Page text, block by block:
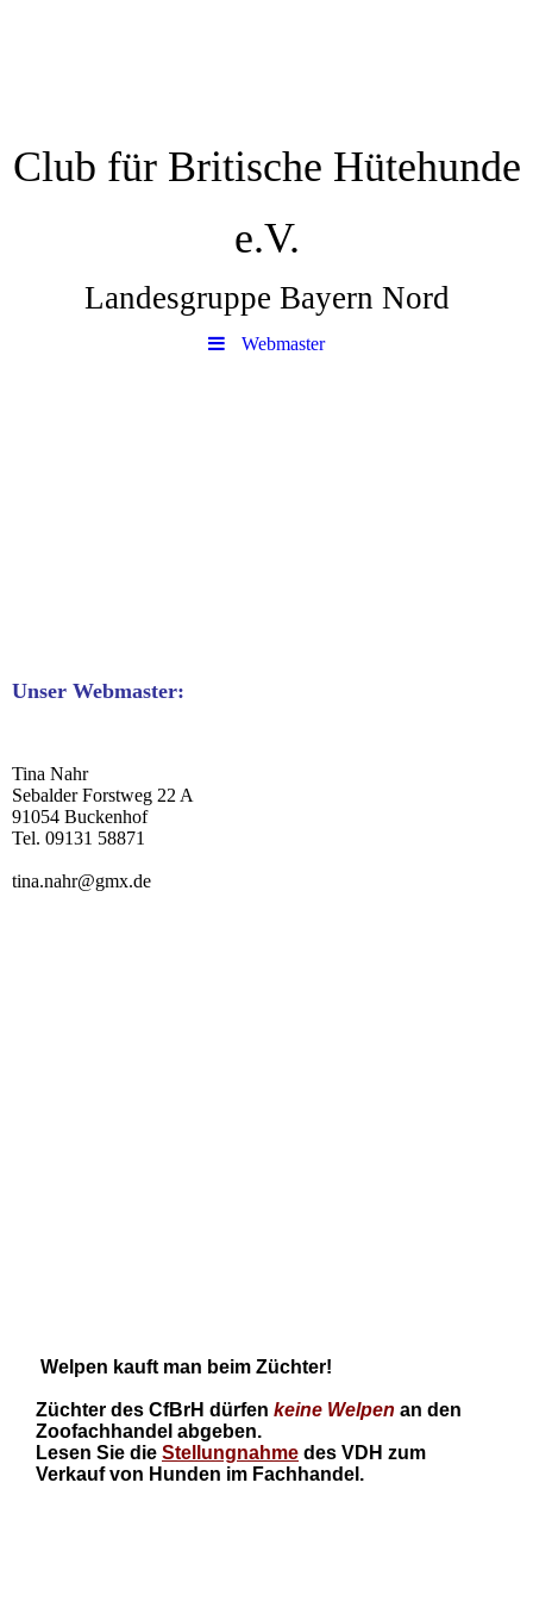
Club für Britische Hütehunde
e.V.
Landesgruppe Bayern Nord
Webmaster
Unser Webmaster:
Tina Nahr
Sebalder Forstweg 22 A
91054 Buckenhof
Tel. 09131 58871
tina.nahr@gmx.de
Welpen kauft man beim Züchter!
Züchter des CfBrH dürfen keine Welpen an den
Zoofachhandel abgeben.
Lesen Sie die Stellungnahme des VDH zum
Verkauf von Hunden im Fachhandel.